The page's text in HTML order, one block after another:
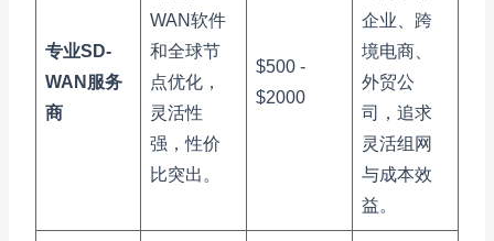
专业SD-
WAN服务
商
WAN软件
和全球节
点优化，
灵活性
强，性价
比突出。
$500 -
$2000
企业、跨
境电商、
外贸公
司，追求
灵活组网
与成本效
益。